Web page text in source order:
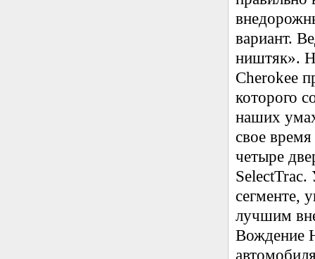
вариант.
ништяк».
Cherokee
которого
наших
свое
четыре
SelectTrac.
сегменте,
лучшим
Вождение